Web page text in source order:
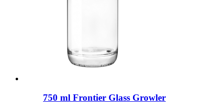
750 ml Frontier Glass Growler